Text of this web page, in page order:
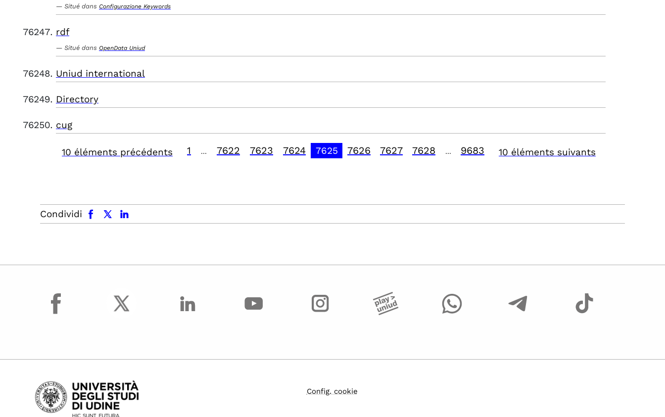
Situé dans Configurazione Keywords
rdf
Situé dans OpenData Uniud
Uniud international
Directory
cug
10 éléments précédents 1 7622 7623 7624 7625 7626 7627 7628 9683 10 éléments suivants
Condividi
facebook x.com linkedin
facebook
Config. cookie